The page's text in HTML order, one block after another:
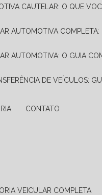
CAUTELAR: O QUE
AUTOMOTIVA
AUTOMOTIVA: O GUIA
DE VEÍCULOS:
CONTATO
VEICULAR COMPLETA